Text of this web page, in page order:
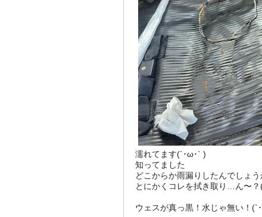
濡れてます(´･ω･` )
知ってました
どこからか雨漏りしたんでしょう
とにかくコレを拭き取り…ん〜
ウェスが真っ黒！水じゃ無い！(`